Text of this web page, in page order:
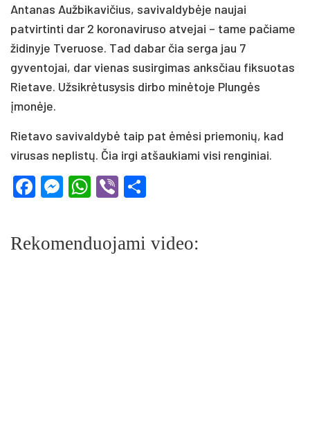
Antanas Aužbikavičius, savivaldybėje naujai
patvirtinti dar 2 koronaviruso atvejai – tame pačiame
židinyje Tveruose. Tad dabar čia serga jau 7
gyventojai, dar vienas susirgimas anksčiau fiksuotas
Rietave. Užsikrėtusysis dirbo minėtoje Plungės
įmonėje.
Rietavo savivaldybė taip pat ėmėsi priemonių, kad
virusas neplistų. Čia irgi atšaukiami visi renginiai.
Facebook
Messenger
WhatsApp
Viber
Rekomenduojami video: